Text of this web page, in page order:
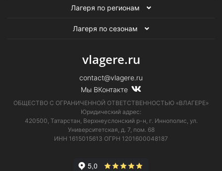
Лагеря по регионам
Лагеря по сезонам
vlagere.ru
contact@vlagere.ru
Мы ВКонтакте
ОБЩЕСТВО С ОГРАНИЧЕННОЙ ОТВЕТСТВЕННОСТЬЮ «ВЛАГЕРЕ»
Юридический адрес:
420500, Татарстан, Верхнеуслонский р-н, г. Иннополис, ул.
Университетская, д. 7, пом. 68
ИНН 1615015613 ОГРН 1201600048187